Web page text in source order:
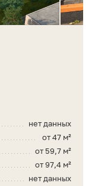
нет данных
от 47 м²
от 59,7 м²
от 97,4 м²
нет данных